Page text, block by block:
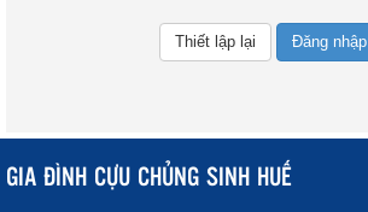
Đăng nhập
GIA ĐÌNH CỰU CHỦNG SINH HUẾ